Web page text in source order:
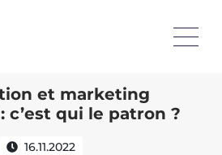
et marketing
c’est qui le patron ?
16.11.2022